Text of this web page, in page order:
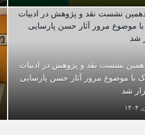
نشست نقد و پژوهش در ادبیات
با موضوع مرور آثار حسن پارسایی
شد